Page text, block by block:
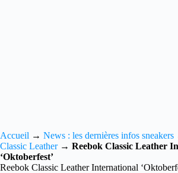
Accueil → News : les dernières infos sneakers
Classic Leather→ Reebok Classic Leather
‘Oktoberfest’
Reebok Classic Leather International